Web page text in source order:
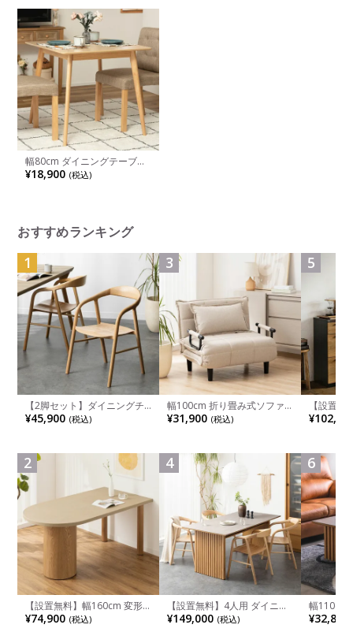
幅80cm ダイニングテーブル
正方形 木製 天然木 白 ホワイ
ト コンパクト 2人用 テーブル
¥18,900 (税込)
おすすめランキング
1
【2脚セット】ダイニングチ
ェア 木製 LUGA 肘付き チェ
ア 天然木 リビング椅子 板座
ュラル ブラウン 完成品
¥45,900 (税込)
2
【設置無料】幅160cm 変形
半円 ダイニングテーブル モ
ルタル風 LENAS コンクリー
¥74,900 (税込)
3
幅100cm 折り畳み式ソファ
ベッド コンパクト リクライ
ニング カウチスタイル 省ス
¥31,900 (税込)
4
【設置無料】4人用 ダイニン
グテーブルセット 5点 LUGA
セラミックテーブル おしゃれ
¥149,000 (税込)
5
【設置
チンカウ
板 引き出
れ ウッデ
ル グレー
6
幅110cm
木目調 リ
付き 長方
¥32,800